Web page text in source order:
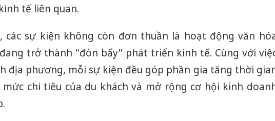
tế liên quan.
các sự kiện không còn đơn thuần là hoạt động văn
trở thành "đòn bẩy" phát triển kinh tế. Cùng với
địa phương, mỗi sự kiện đều góp phần gia tăng thời
chi tiêu của du khách và mở rộng cơ hội kinh